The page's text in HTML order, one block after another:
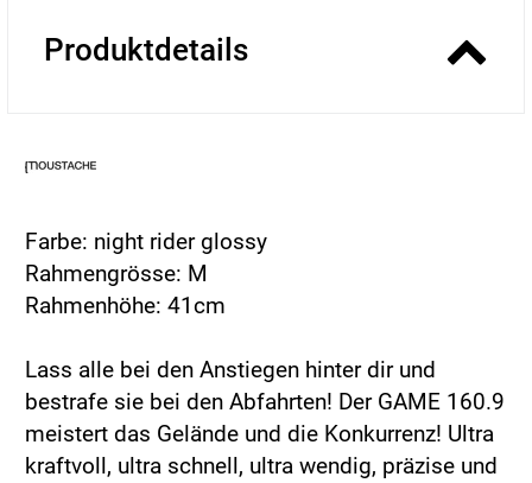
Produktdetails
Farbe: night rider glossy
Rahmengrösse: M
Rahmenhöhe: 41cm
Lass alle bei den Anstiegen hinter dir und
bestrafe sie bei den Abfahrten! Der GAME 160.9
meistert das Gelände und die Konkurrenz! Ultra
kraftvoll, ultra schnell, ultra wendig, präzise und